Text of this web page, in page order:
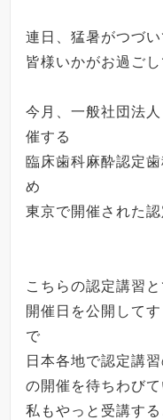
連日、猛暑がつづ
皆様いかがお過ご
今月、一般社団法
催する
臨床歯科麻酔認定
め
東京で開催された
こちらの認定講習
開催日を公開して
で
日本各地で認定講
の開催を待ちわび
私もやっと受講す